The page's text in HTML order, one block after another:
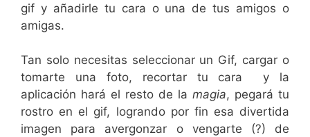
gif y añadirle tu cara o una de tus amigos o
amigas.
Tan solo necesitas seleccionar un Gif, cargar o
tomarte una foto, recortar tu cara y la
aplicación hará el resto de la magia, pegará tu
rostro en el gif, logrando por fin esa divertida
imagen para avergonzar o vengarte (?) de